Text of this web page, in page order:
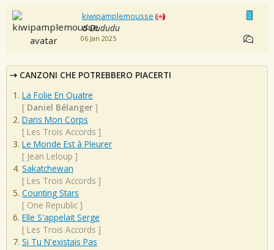
kiwipamplemousse
d-Dududu
06 Jan 2025
CANZONI CHE POTREBBERO PIACERTI
La Folie En Quatre
[ Daniel Bélanger ]
Dans Mon Corps
[ Les Trois Accords ]
Le Monde Est à Pleurer
[ Jean Leloup ]
Sakatchewan
[ Les Trois Accords ]
Counting Stars
[ One Republic ]
Elle S'appelait Serge
[ Les Trois Accords ]
Si Tu N'existais Pas